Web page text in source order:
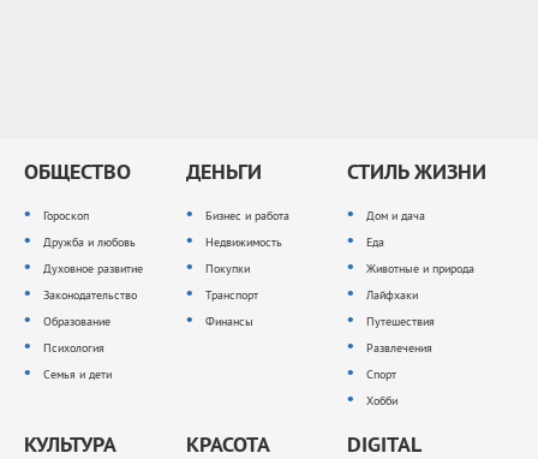
ОБЩЕСТВО
Гороскоп
Дружба и любовь
Духовное развитие
Законодательство
Образование
Психология
Семья и дети
ДЕНЬГИ
Бизнес и работа
Недвижимость
Покупки
Транспорт
Финансы
СТИЛЬ ЖИЗНИ
Дом и дача
Еда
Животные и природа
Лайфхаки
Путешествия
Развлечения
Спорт
Хобби
КУЛЬТУРА КРАСОТА DIGITAL